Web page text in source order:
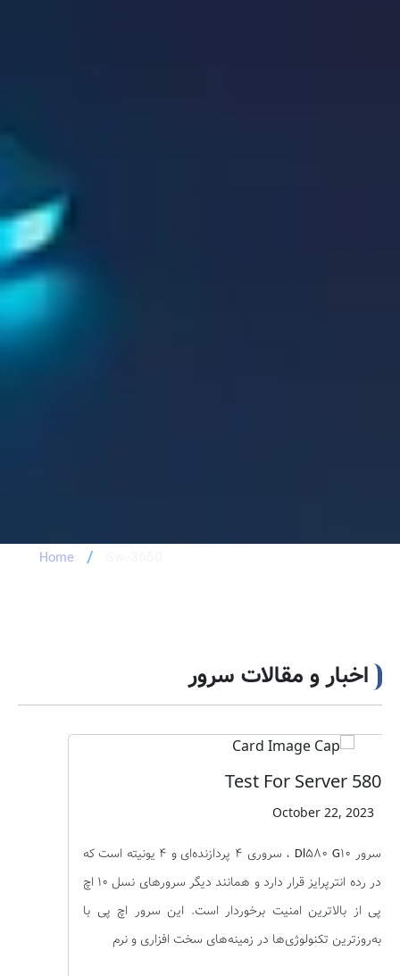
Home /
اخبار و مقالات سرور
Test For Server 580
October 22, 2023
سرور Dl580 G10 ، سروری 4 پردازنده‌ای و 4 یونیته است که
در رده انترپرایز قرار دارد و همانند دیگر سرورهای نسل 10 اچ
پی از بالاترین امنیت برخوردار است. این سرور اچ پی با
به‌روزترین تکنولوژی‌ها در زمینه‌های سخت افزاری و نرم